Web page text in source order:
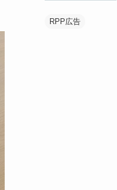
RPP広告